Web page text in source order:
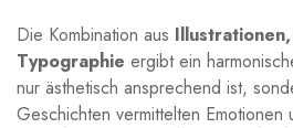
Die Kombination aus
⁢Typographie ergibt ein
nur ästhetisch ansprechend ist,
Geschichten vermittelten ​Emotionen